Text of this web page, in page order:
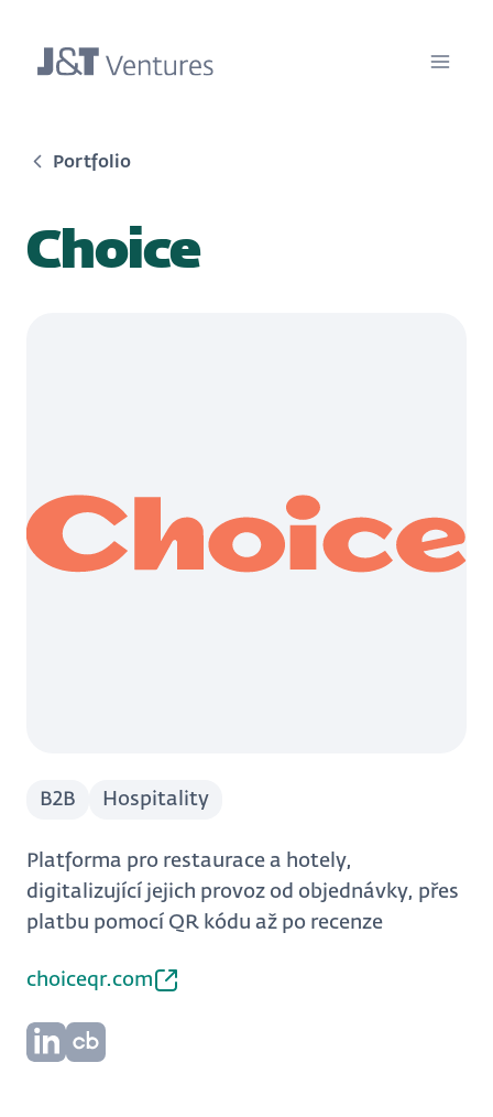
Portfolio
Choice
B2B Hospitality
Platforma pro restaurace a hotely,
digitalizující jejich provoz od objednávky, přes
platbu pomocí QR kódu až po recenze
choiceqr.com